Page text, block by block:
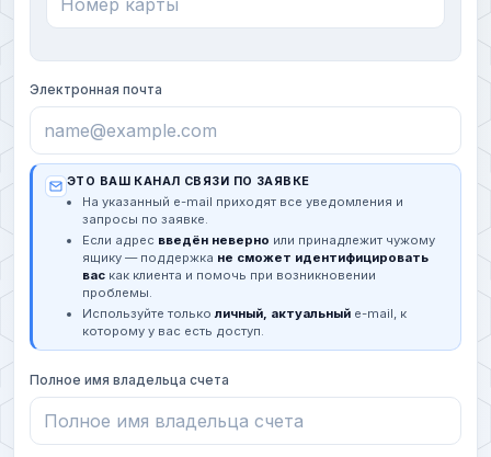
Электронная почта
ЭТО ВАШ КАНАЛ СВЯЗИ ПО ЗАЯВКЕ
На указанный e-mail приходят все уведомления и
запросы по заявке.
Если адрес введён неверно или принадлежит чужому
ящику — поддержка не сможет идентифицировать
вас как клиента и помочь при возникновении
проблемы.
Используйте тольколичный, актуальный e-mail, к
которому у вас есть доступ.
Полное имя владельца счета